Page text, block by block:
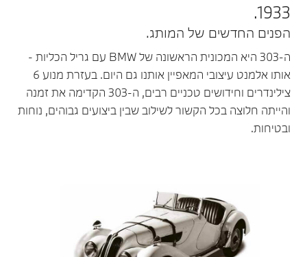
1933.
הפנים החדשים של המותג.
ה-303 היא המכונית הראשונה של BMW עם גריל הכליות -
אותו אלמנט עיצובי המאפיין אותנו גם היום. בעזרת מנוע 6
צילינדרים וחידושים טכניים רבים, ה-303 הקדימה את זמנה
והייתה חלוצה בכל הקשור לשילוב שבין ביצועים גבוהים, נוחות
ובטיחות.